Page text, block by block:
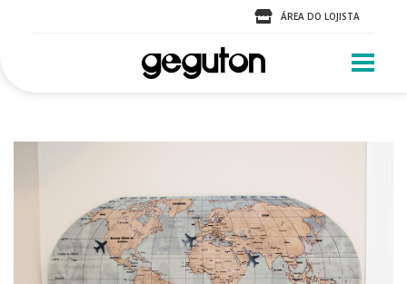
ÁREA DO LOJISTA